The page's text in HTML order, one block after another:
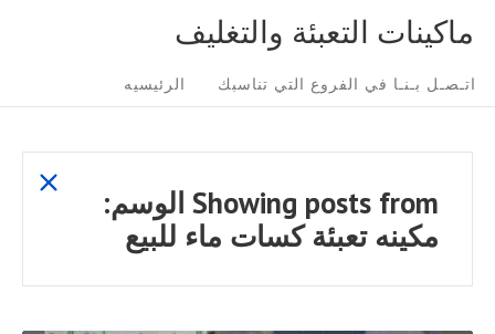
content
ماكينات التعبئة والتغليف
Site
Navigation
اتـصـل بـنـا في الفروع التي تناسبك الرئيسيه
Showing posts from الوسم:
مكينه تعبئة كسات ماء للبيع
show